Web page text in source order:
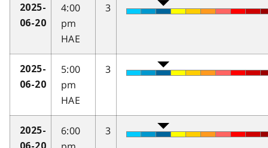
2025-
06-20
4:00
pm
HAE
3
2025-
06-20
5:00
pm
HAE
3
2025-
6:00
3